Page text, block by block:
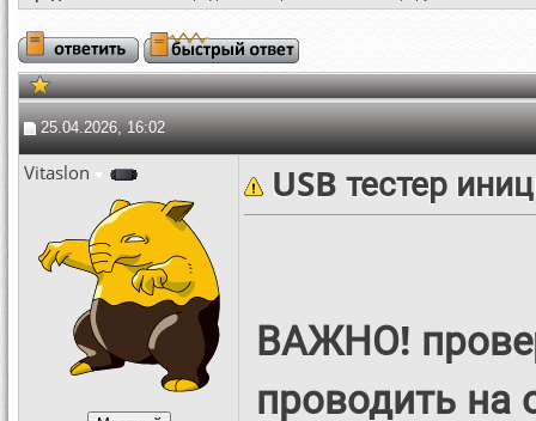
25.04.2026, 16:02
Vitaslon USB тестер
ВАЖНО!
проводить на